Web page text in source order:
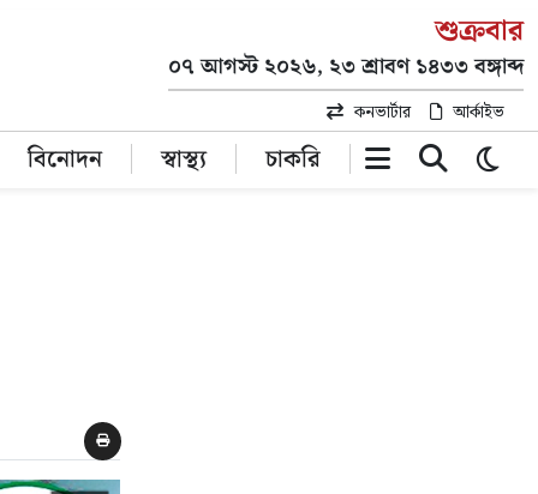
শুক্রবার
০৭ আগস্ট ২০২৬, ২৩ শ্রাবণ ১৪৩৩ বঙ্গাব্দ
কনভার্টার আর্কাইভ
বিনোদন স্বাস্থ্য চাকরি